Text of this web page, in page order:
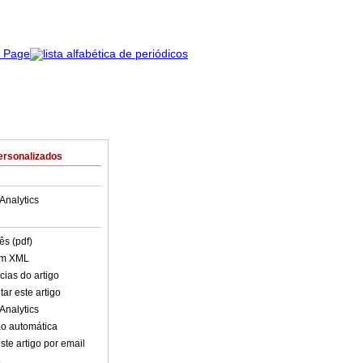
(pdf)
XML
do artigo
este artigo
automática
artigo por email